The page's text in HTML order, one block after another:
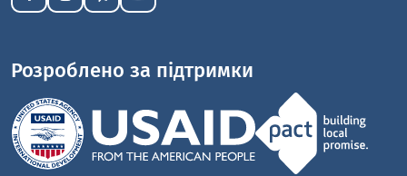
Розроблено за підтримки